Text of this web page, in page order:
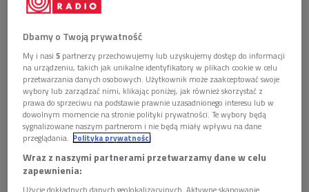
Plansza cyklu "Wieczne lato" Foto: materiały prom.
Dbamy o Twoją prywatność
My i nasi5 partnerzy przechowujemy lub uzyskujemy dostęp do informacji
na urządzeniu, takich jak unikalne identyfikatory w plikach cookie w celu
przetwarzania danych osobowych. Użytkownik może zaakceptować swoje
wybory lub zarządzać nimi, klikając poniżej, jak również skorzystać z
prawa do sprzeciwu na podstawie prawnie uzasadnionego interesu lub w
dowolnym momencie na stronie polityki prywatności. Te wybory będą
sygnalizowane naszym partnerom i nie będą miały wpływu na dane
przeglądania. Polityka prywatności
Wraz z naszymi partnerami przetwarzamy dane w celu
zapewnienia:
Użycie dokładnych danych geolokalizacyjnych. Aktywne skanowanie